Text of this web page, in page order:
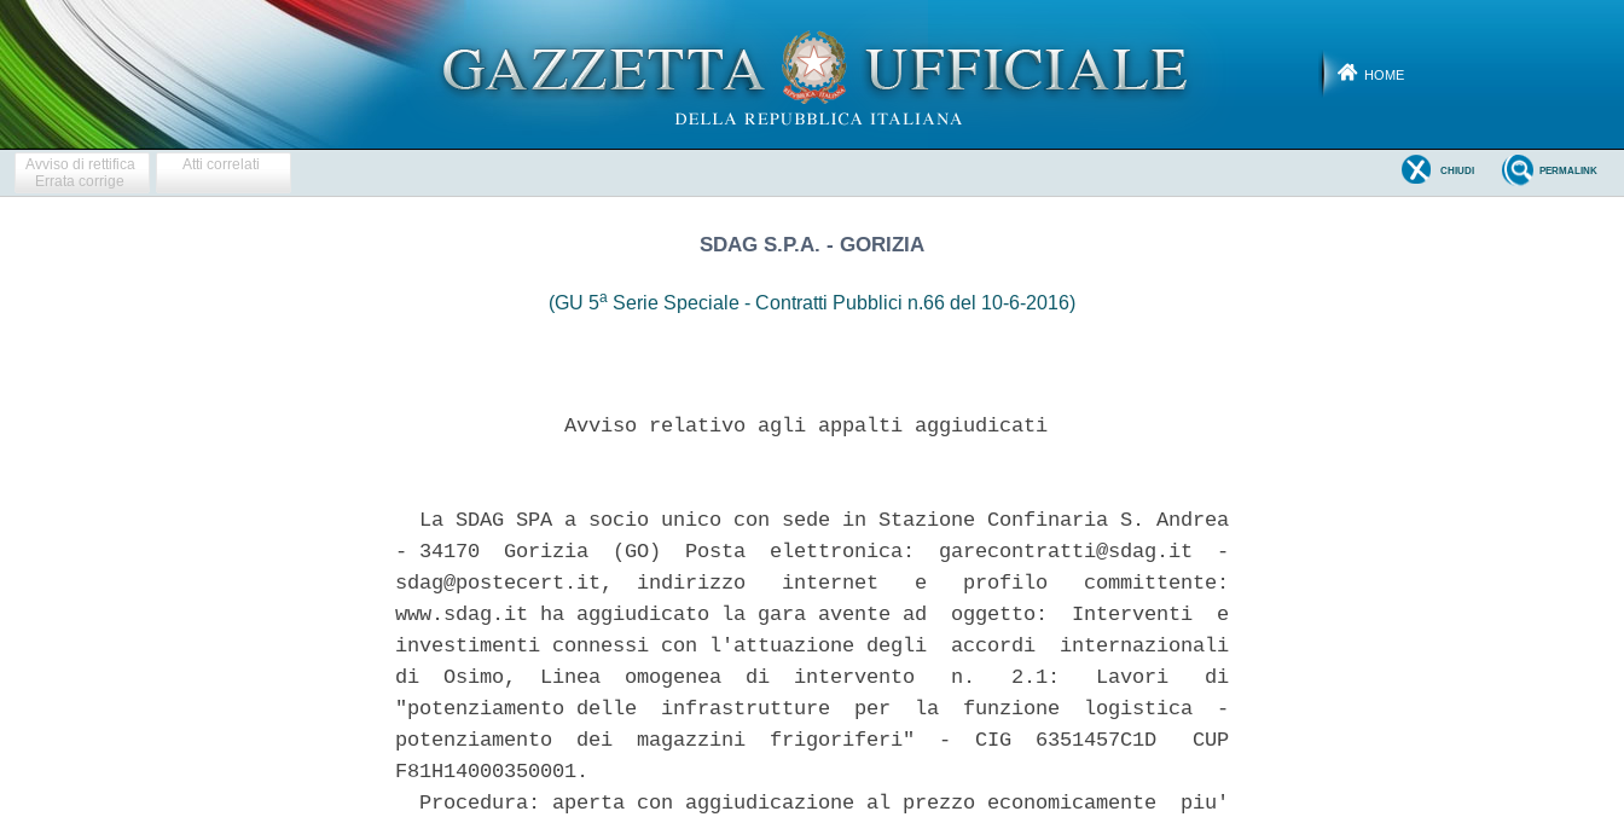
HOME
Avviso di rettifica
Errata corrige
Atti correlati PERMALINK
CHIUDI
SDAG S.P.A. - GORIZIA
(GU 5a Serie Speciale - Contratti Pubblici n.66 del 10-6-2016)
              Avviso relativo agli appalti aggiudicati
  La SDAG SPA a socio unico con sede in Stazione Confinaria S. Andrea
- 34170  Gorizia  (GO)  Posta  elettronica:  garecontratti@sdag.it  -
sdag@postecert.it,  indirizzo   internet   e   profilo   committente:
www.sdag.it ha aggiudicato la gara avente ad  oggetto:  Interventi  e
investimenti connessi con l'attuazione degli  accordi  internazionali
di  Osimo,  Linea  omogenea  di  intervento   n.   2.1:   Lavori   di
"potenziamento delle  infrastrutture  per  la  funzione  logistica  -
potenziamento  dei  magazzini  frigoriferi"  -  CIG  6351457C1D   CUP
F81H14000350001.
  Procedura: aperta con aggiudicazione al prezzo economicamente  piu'